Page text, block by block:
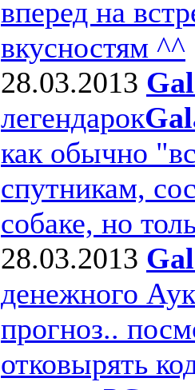
вперед на
вкусностям ^^
28.03.2013
легендарок
как обычно
спутникам,
собаке, но
28.03.2013
денежного
прогноз..
отковырять